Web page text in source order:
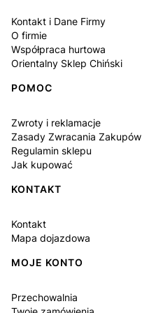
Kontakt i Dane Firmy
O firmie
Współpraca hurtowa
Orientalny Sklep Chiński
POMOC
Zwroty i reklamacje
Zasady Zwracania Zakupów
Regulamin sklepu
Jak kupować
KONTAKT
Kontakt
Mapa dojazdowa
MOJE KONTO
Przechowalnia